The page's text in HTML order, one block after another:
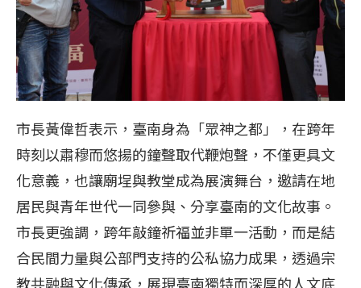
市長黃偉哲表示，臺南身為「眾神之都」，在跨年
時刻以肅穆而悠揚的鐘聲取代鞭炮聲，不僅更具文
化意義，也讓廟埕與教堂成為展演舞台，邀請在地
居民與青年世代一同參與、分享臺南的文化故事。
市長更強調，跨年敲鐘祈福並非單一活動，而是結
合民間力量與公部門支持的公私協力成果，透過宗
教共融與文化傳承，展現臺南獨特而深厚的人文底